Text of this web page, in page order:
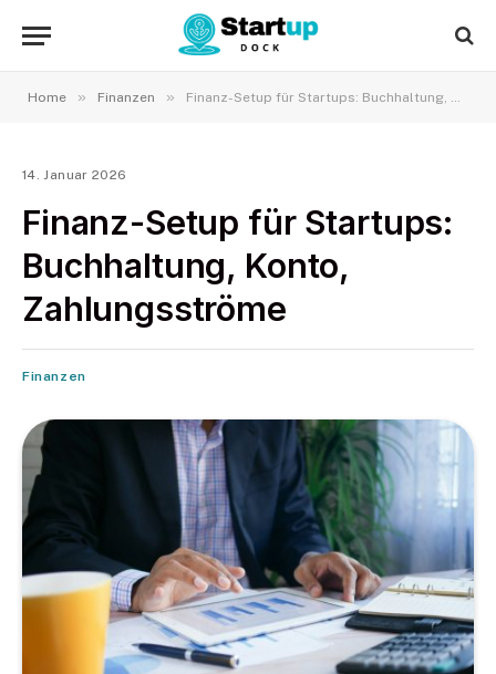
Home » Finanzen » Finanz-Setup für Startups: Buchhaltung, Konto, Zahlungsströme
14. Januar 2026
Finanz-Setup für Startups:
Buchhaltung, Konto,
Zahlungsströme
Finanzen